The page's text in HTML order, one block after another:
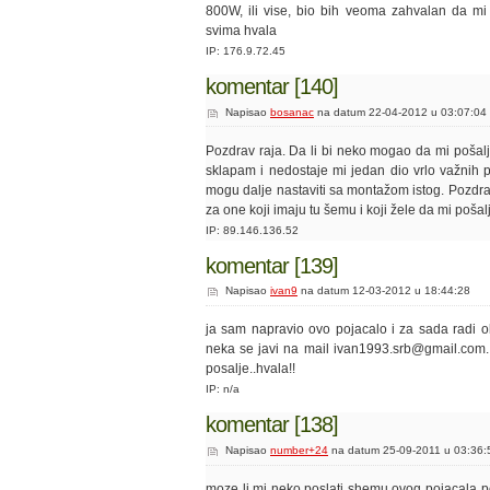
800W, ili vise, bio bih veoma zahvalan da
svima hvala
IP: 176.9.72.45
komentar [140]
Napisao bosanac na datum 22-04-2012 u 03:07:04
Pozdrav raja. Da li bi neko mogao da mi
sklapam i nedostaje mi jedan dio vrlo važnih
mogu dalje nastaviti sa montažom istog.
za one koji imaju tu šemu i koji žele da mi
IP: 89.146.136.52
komentar [139]
Napisao ivan9 na datum 12-03-2012 u 18:44:28
ja sam napravio ovo pojacalo i za sada radi
neka se javi na mail
posalje..hvala!!
IP: n/a
komentar [138]
Napisao number+24 na datum 25-09-2011 u